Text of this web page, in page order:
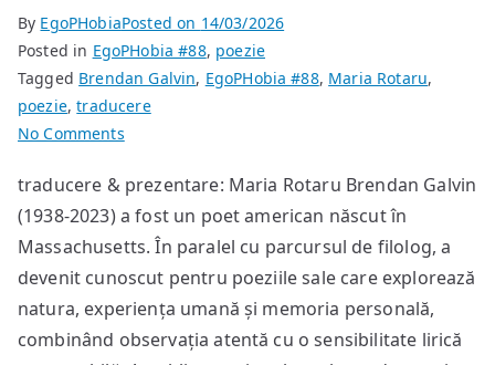
By EgoPHobiaPosted on 14/03/2026
Posted in EgoPHobia #88, poezie
Tagged Brendan Galvin, EgoPHobia #88, Maria Rotaru,
poezie,traducere
No Commentson
de
Brendan
Galvin
traducere & prezentare: Maria Rotaru Brendan Galvin
(1938-2023) a fost un poet american născut în
Massachusetts. În paralel cu parcursul de filolog, a
devenit cunoscut pentru poeziile sale care explorează
natura, experiența umană și memoria personală,
combinând observația atentă cu o sensibilitate lirică